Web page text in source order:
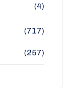
(4)
(717)
(257)